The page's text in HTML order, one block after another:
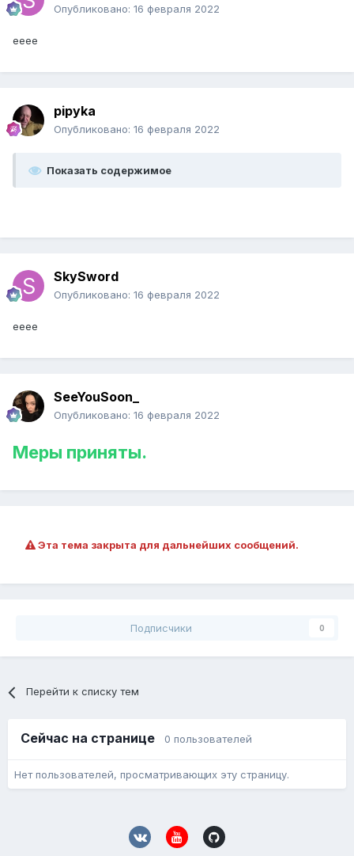
Опубликовано: 16 февраля 2022
ееее
pipyka
Опубликовано: 16 февраля 2022
Показать содержимое
SkySword
Опубликовано: 16 февраля 2022
ееее
SeeYouSoon_
Опубликовано: 16 февраля 2022
Меры приняты.
Эта тема закрыта для дальнейших сообщений.
Подписчики 0
Перейти к списку тем
Сейчас на странице 0 пользователей
Нет пользователей, просматривающих эту страницу.